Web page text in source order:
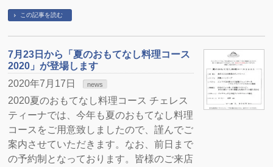
この記事を読む
7月23日から「夏のおもてなし料理コース
2020」が登場します
2020年7月17日
news
2020夏のおもてなし料理コース チェレス
ティーナでは、今年も夏のおもてなし料理
コースをご用意致しましたので、謹んでご
案内させていただきます。なお、前日まで
の予約制となっております。皆様のご来店